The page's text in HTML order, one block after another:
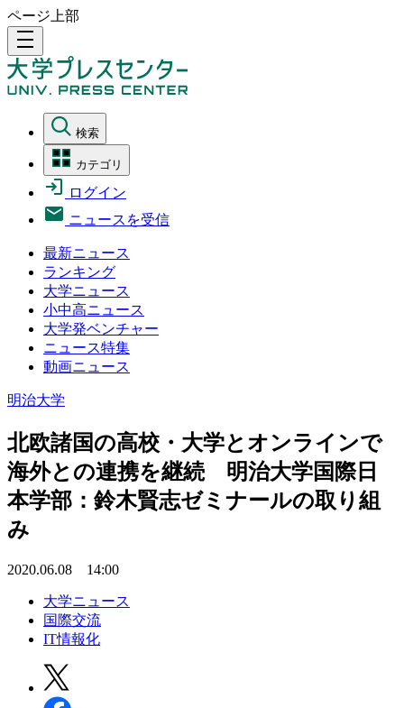
ページ上部
density_medium
検索
カテゴリ
ログイン
ニュースを受信
最新ニュース
ランキング
大学ニュース
小中高ニュース
大学発ベンチャー
ニュース特集
動画ニュース
明治大学
北欧諸国の高校・大学とオンラインで
海外との連携を継続 明治大学国際日
本学部：鈴木賢志ゼミナールの取り組
み
2020.06.08 14:00
大学ニュース
国際交流
IT情報化